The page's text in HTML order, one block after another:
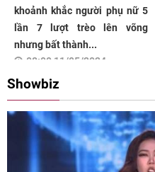
khoảnh khắc người phụ nữ 5
lần 7 lượt trèo lên võng
nhưng bất thành...
08:00 11/05/2024
Showbiz